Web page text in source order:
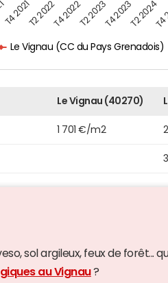
Le Vignau (CC du Pays Grenadois)
T4 2021T2 2022T4 2022T2 2023T4 2023T2 2024
Le Vignau (40270)
1 701 €/m2
sol argileux, feux de forêt...
au Vignau?